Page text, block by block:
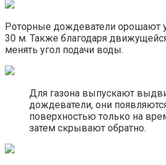
Роторные дождеватели орошают
30 м. Также благодаря
менять угол подачи воды.
Для газона выпускают
дождеватели, они
поверхностью только на
затем скрывают обратно.